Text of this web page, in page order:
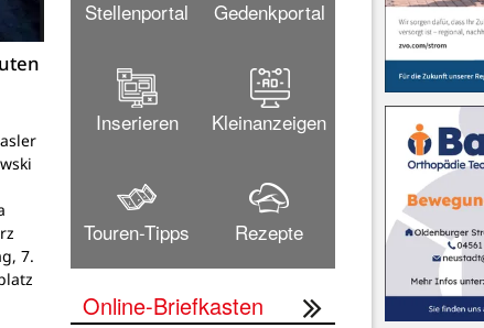
7.
Stellenportal Gedenkportal
Inserieren Kleinanzeigen
Touren-Tipps Rezepte
Online-Briefkasten